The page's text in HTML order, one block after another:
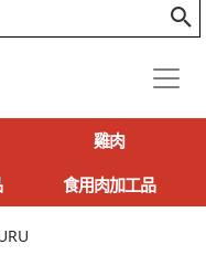
雞肉
食用肉加工品